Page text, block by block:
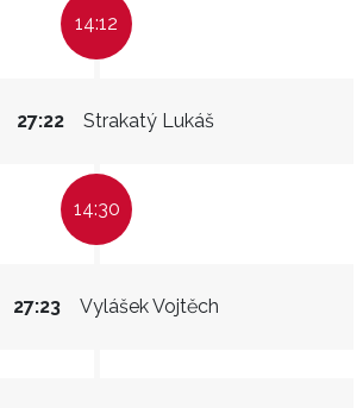
14:12
Strakatý Lukáš
27:22
14:30
Vylášek Vojtěch
27:23